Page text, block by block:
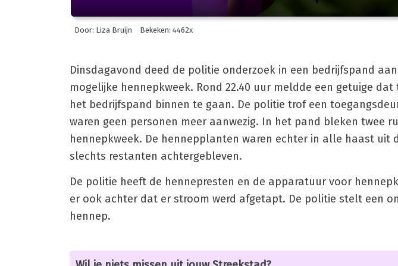
Door: Liza Bruijn Bekeken: 4462x
Dinsdagavond deed de politie onderzoek in een bedrijfspand
mogelijke hennepkweek. Rond 22.40 uur meldde een getuige
het bedrijfspand binnen te gaan. De politie trof een
waren geen personen meer aanwezig. In het pand bleken twee
hennepkweek. De hennepplanten waren echter in alle haast uit
slechts restanten achtergebleven.
De politie heeft de hennepresten en de apparatuur voor
er ook achter dat er stroom werd afgetapt. De politie stelt een
hennep.